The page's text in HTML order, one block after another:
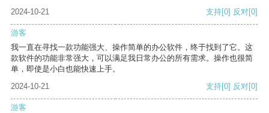
2024-10-21
支持[0] 反对[0]
游客
我一直在寻找一款功能强大、操作简单的办公软件，终于找到了它。这
款软件的功能非常强大，可以满足我日常办公的所有需求。操作也很简
单，即使是小白也能快速上手。
2024-10-21
支持[0] 反对[0]
游客